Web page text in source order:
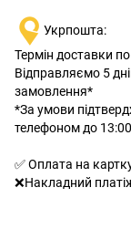
Укрпошта:
Термін доставки
Відправляємо 5
замовлення*
*За умови
телефоном до
✅ Оплата на
❌Накладний